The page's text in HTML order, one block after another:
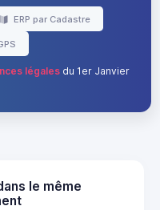
ERP par Cadastre
légalesdu 1er Janvier
le même